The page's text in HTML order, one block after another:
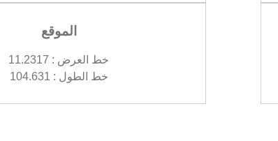
الموقع
خط العرض : 11.2317
خط الطول : 104.631